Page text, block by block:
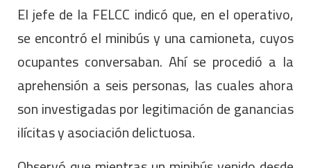
El jefe de la FELCC indicó que, en el operativo,
se encontró el minibús y una camioneta, cuyos
ocupantes conversaban. Ahí se procedió a la
aprehensión a seis personas, las cuales ahora
son investigadas por legitimación de ganancias
ilícitas y asociación delictuosa.